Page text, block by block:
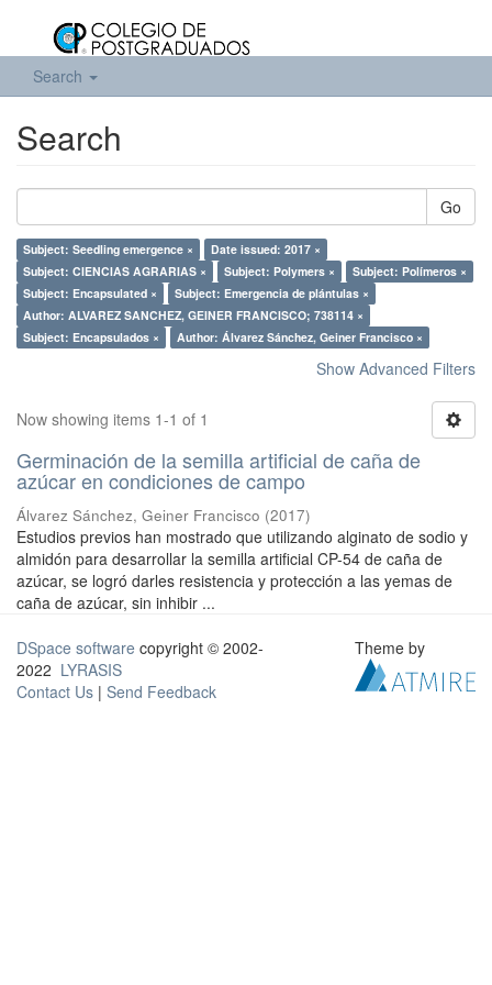
Search
Search
Go
Subject: Seedling emergence ×
Date issued: 2017 ×
Subject: CIENCIAS AGRARIAS ×
Subject: Polymers ×
Subject: Polímeros ×
Subject: Encapsulated ×
Subject: Emergencia de plántulas ×
Author: ALVAREZ SANCHEZ, GEINER FRANCISCO; 738114 ×
Subject: Encapsulados ×
Author: Álvarez Sánchez, Geiner Francisco ×
Show Advanced Filters
Now showing items 1-1 of 1
Germinación de la semilla artificial de caña de
azúcar en condiciones de campo
Álvarez Sánchez, Geiner Francisco (2017)
Estudios previos han mostrado que utilizando alginato de sodio y
almidón para desarrollar la semilla artificial CP-54 de caña de
azúcar, se logró darles resistencia y protección a las yemas de
caña de azúcar, sin inhibir ...
DSpace software copyright © 2002-
2022 LYRASIS
Contact Us | Send Feedback
Theme by